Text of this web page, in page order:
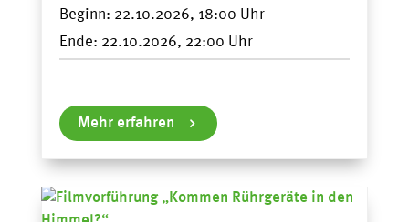
Beginn: 22.10.2026, 18:00
Ende: 22.10.2026, 22:00
Mehr erfahren